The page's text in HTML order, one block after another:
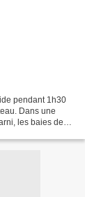
pendant 1h30
Dans une
les baies de